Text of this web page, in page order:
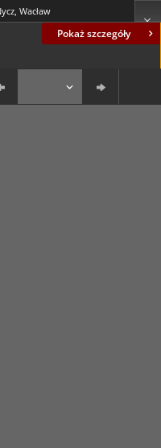
Pokaż szczegóły
Wacław